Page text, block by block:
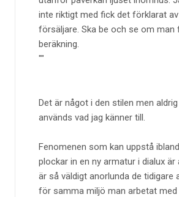
inte riktigt med fick det förklarat
försäljare. Ska be och se om man
beräkning.
Det är något i den stilen men
används vad jag känner till.
Fenomenen som kan uppstå
plockar in en ny armatur i dialux är
är så väldigt anorlunda de tidigare
för samma miljö man arbetat med